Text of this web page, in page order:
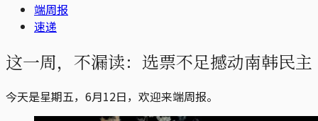
端周报
速递
这一周，不漏读：选票不足撼动南韩民主
今天是星期五，6月12日，欢迎来端周报。